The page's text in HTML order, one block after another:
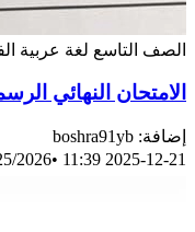
الصف التاسع لغة عربية
الامتحان النهائي
إضافة: boshra91yb
2025-12-21 11:39
•
2026